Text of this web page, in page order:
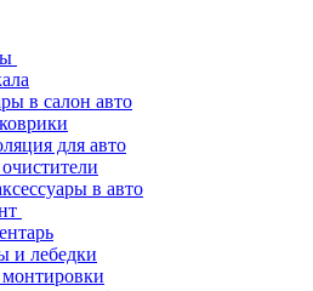
в салон авто
для авто
в авто
и лебедки